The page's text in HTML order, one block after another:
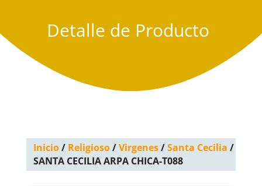
Detalle de Producto
Inicio/ Religioso/Virgenes/Santa Cecilia /
SANTA CECILIA ARPA CHICA-T088